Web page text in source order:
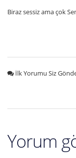
Biraz sessiz ama çok
İlk Yorumu Siz
Yorum